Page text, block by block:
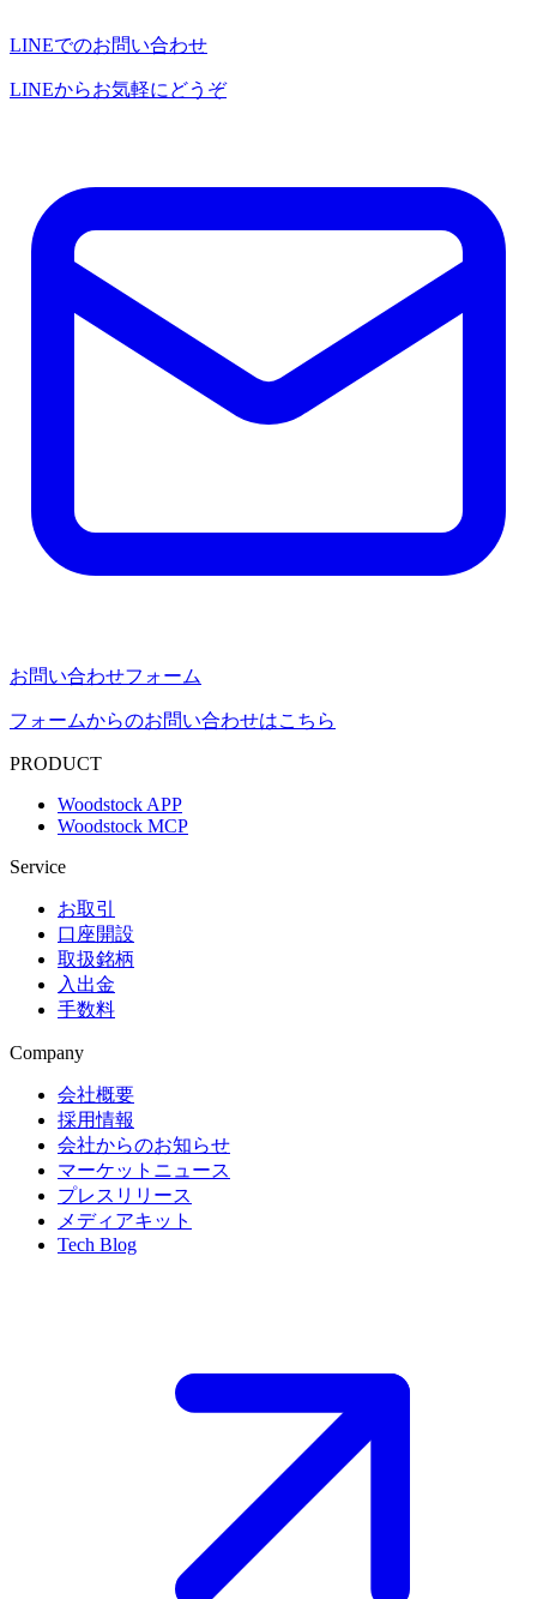
LINEでのお問い合わせ
LINEからお気軽にどうぞ
お問い合わせフォーム
フォームからのお問い合わせはこちら
PRODUCT
Woodstock APP
Woodstock MCP
Service
お取引
口座開設
取扱銘柄
入出金
手数料
Company
会社概要
採用情報
会社からのお知らせ
マーケットニュース
プレスリリース
メディアキット
Tech Blog